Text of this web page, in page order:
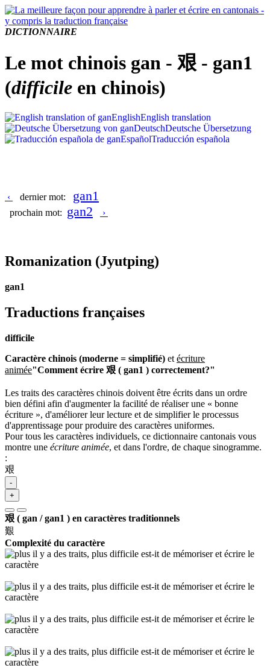
DICTIONNAIRE
Le mot chinois gan - 艰 - gan1
(difficile en chinois)
EnglishEnglish translation
DeutschDeutsche Übersetzung
EspañolTraducción española
‹ dernier mot: gan1
prochain mot: gan2 ›
Romanization (Jyutping)
gan1
Traductions françaises
difficile
Caractère chinois (moderne = simplifié) et écriture
animée"Comment écrire 艰 ( gan1 ) correctement?"
Les traits des caractères chinois doivent être écrits dans un ordre
bien défini afin d'augmenter la facilité de réaliser une « bonne
écriture », d'améliorer leur lecture et de simplifier le processus
d'apprentissage pour produire des caractères uniformes.
Pour tous les caractères individuels, ce dictionnaire cantonais vous
montre une écriture animée, et dans l'ordre, de chaque sinogramme.
:
艰
-
+
艰 ( gan / gan1 ) en caractères traditionnels
艱
Complexité du caractère